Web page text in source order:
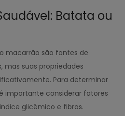
Batata ou
macarrão são fontes de
mas suas propriedades
Para determinar
importante considerar fatores
glicêmico e fibras.